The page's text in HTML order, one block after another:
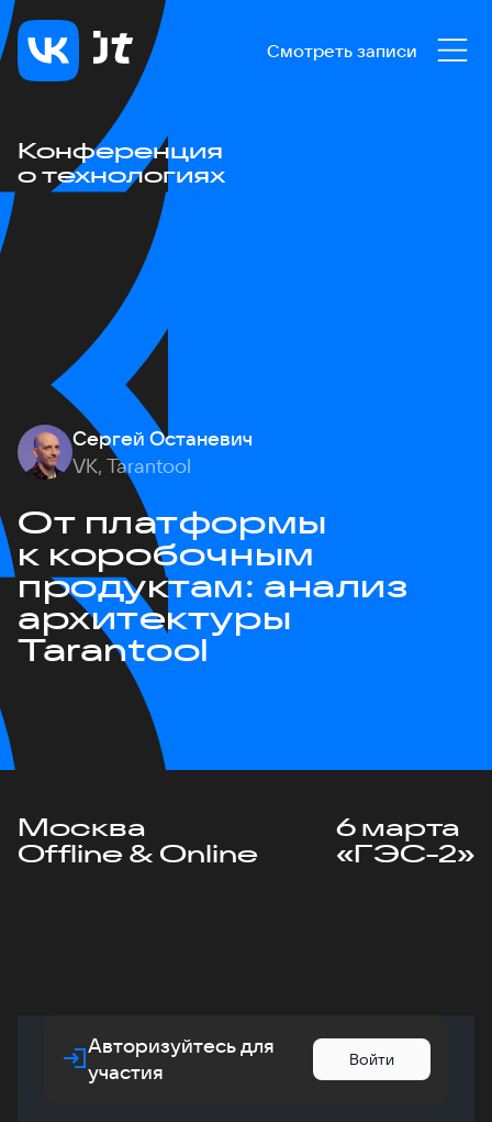
Смотреть записи
Конференция
о технологиях
Сергей Останевич
VK, Tarantool
От платформы
к коробочным
продуктам: анализ
архитектуры
Tarantool
Москва
Offline & Online
6 марта
«ГЭС-2»
Авторизуйтесь для
участия
Войти